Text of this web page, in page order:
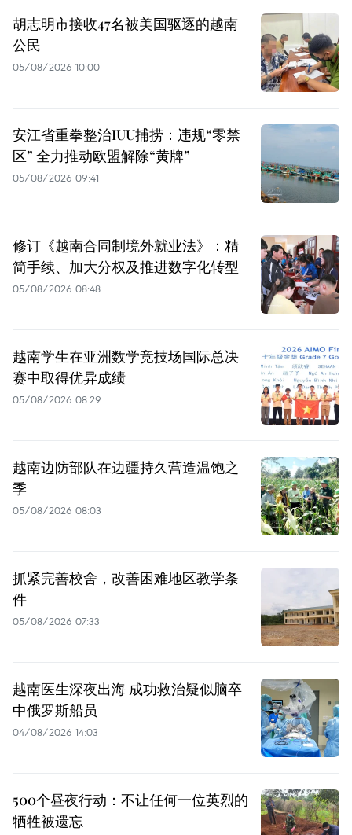
胡志明市接收47名被美国驱逐的越南
公民
05/08/2026 10:00
安江省重拳整治IUU捕捞：违规“零禁
区” 全力推动欧盟解除“黄牌”
05/08/2026 09:41
修订《越南合同制境外就业法》：精
简手续、加大分权及推进数字化转型
05/08/2026 08:48
越南学生在亚洲数学竞技场国际总决
赛中取得优异成绩
05/08/2026 08:29
越南边防部队在边疆持久营造温饱之
季
05/08/2026 08:03
抓紧完善校舍，改善困难地区教学条
件
05/08/2026 07:33
越南医生深夜出海 成功救治疑似脑卒
中俄罗斯船员
04/08/2026 14:03
500个昼夜行动：不让任何一位英烈的
牺牲被遗忘